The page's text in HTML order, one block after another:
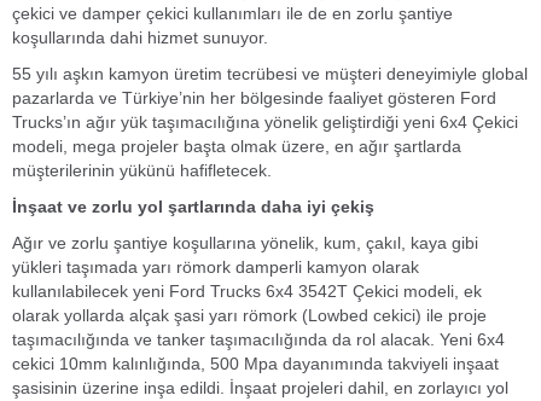
çekici ve damper çekici kullanımları ile de en zorlu şantiye
koşullarında dahi hizmet sunuyor.
55 yılı aşkın kamyon üretim tecrübesi ve müşteri deneyimiyle global
pazarlarda ve Türkiye’nin her bölgesinde faaliyet gösteren Ford
Trucks’ın ağır yük taşımacılığına yönelik geliştirdiği yeni 6x4 Çekici
modeli, mega projeler başta olmak üzere, en ağır şartlarda
müşterilerinin yükünü hafifletecek.
İnşaat ve zorlu yol şartlarında daha iyi çekiş
Ağır ve zorlu şantiye koşullarına yönelik, kum, çakıl, kaya gibi
yükleri taşımada yarı römork damperli kamyon olarak
kullanılabilecek yeni Ford Trucks 6x4 3542T Çekici modeli, ek
olarak yollarda alçak şasi yarı römork (Lowbed cekici) ile proje
taşımacılığında ve tanker taşımacılığında da rol alacak. Yeni 6x4
cekici 10mm kalınlığında, 500 Mpa dayanımında takviyeli inşaat
şasisinin üzerine inşa edildi. İnşaat projeleri dahil, en zorlayıcı yol